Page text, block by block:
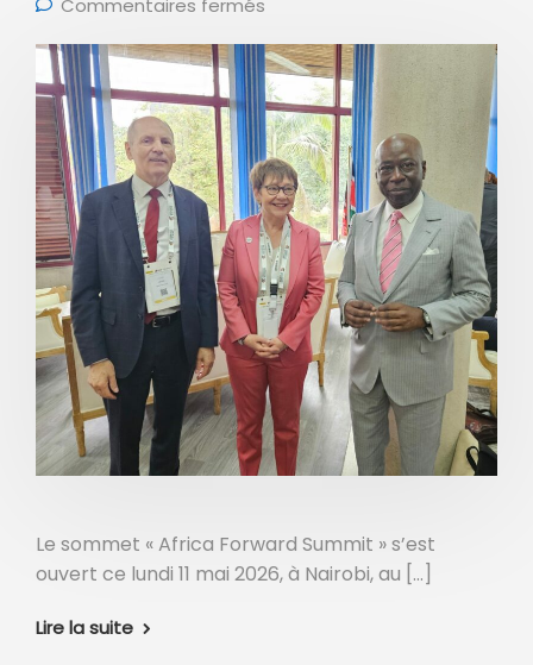
Le sommet « Africa Forward Summit » s’est
ouvert ce lundi 11 mai 2026, à Nairobi, au […]
Lire la suite